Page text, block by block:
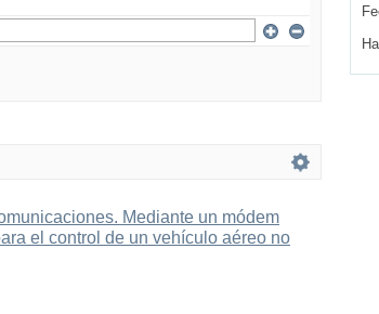
Mediante un módem
el control de un vehículo aéreo no